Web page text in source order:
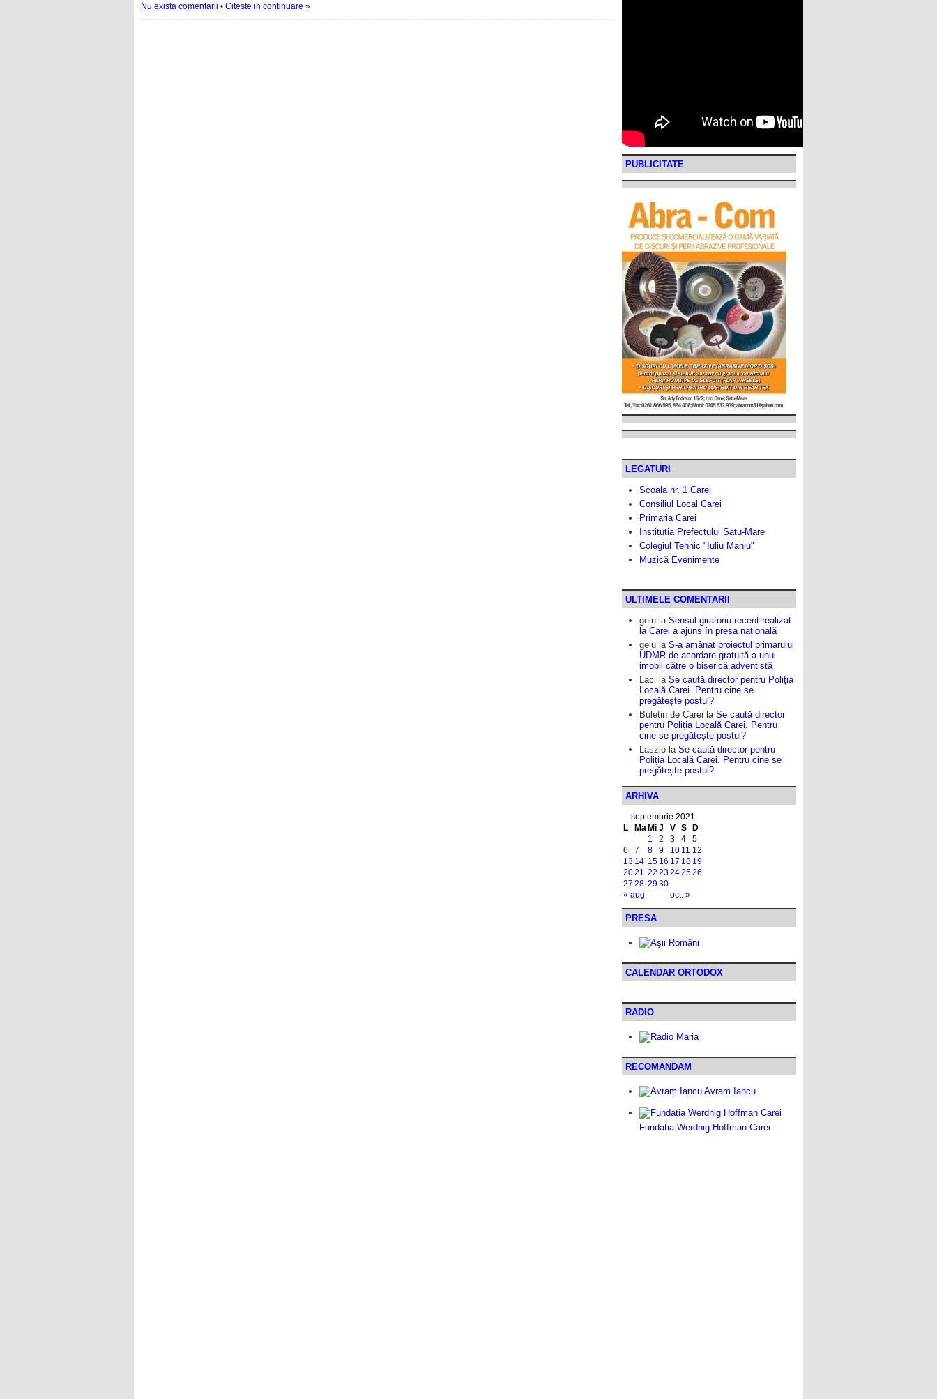
Nu exista comentarii • Citeste in continuare »
PUBLICITATE
LEGATURI
Scoala nr. 1 Carei
Consiliul Local Carei
Primaria Carei
Institutia Prefectului Satu-Mare
Colegiul Tehnic "Iuliu Maniu"
Muzică Evenimente
ULTIMELE COMENTARII
gelu la Sensul giratoriu recent realizat
la Carei a ajuns în presa națională
gelu la S-a amânat proiectul primarului
UDMR de acordare gratuită a unui
imobil către o biserică adventistă
Laci la Se caută director pentru Poliția
Locală Carei. Pentru cine se
pregătește postul?
Buletin de Carei la Se caută director
pentru Poliția Locală Carei. Pentru
cine se pregătește postul?
Laszlo la Se caută director pentru
Poliția Locală Carei. Pentru cine se
pregătește postul?
ARHIVA
septembrie 2021
L
Ma Mi J V S D
« aug. oct. »
1 2 3 4
5
6
7 8 9 10 11 12
13 14 15 16 17 18 19
2021 22 23242526
27 28 2930
PRESA
CALENDAR ORTODOX
RADIO
RECOMANDAM
Avram Iancu
Fundatia Werdnig Hoffman Carei